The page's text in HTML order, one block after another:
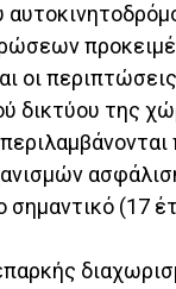
οι
δικτύου της
σημαντικό (17